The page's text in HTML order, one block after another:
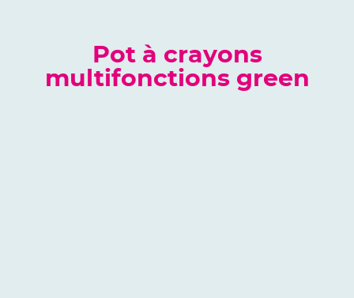
Pot à crayons
multifonctions green